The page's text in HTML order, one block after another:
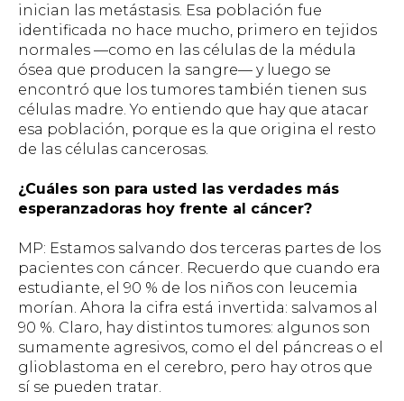
inician las metástasis. Esa población fue
identificada no hace mucho, primero en tejidos
normales —como en las células de la médula
ósea que producen la sangre— y luego se
encontró que los tumores también tienen sus
células madre. Yo entiendo que hay que atacar
esa población, porque es la que origina el resto
de las células cancerosas.
¿Cuáles son para usted las verdades más
esperanzadoras hoy frente al cáncer?
MP: Estamos salvando dos terceras partes de los
pacientes con cáncer. Recuerdo que cuando era
estudiante, el 90 % de los niños con leucemia
morían. Ahora la cifra está invertida: salvamos al
90 %. Claro, hay distintos tumores: algunos son
sumamente agresivos, como el del páncreas o el
glioblastoma en el cerebro, pero hay otros que
sí se pueden tratar.